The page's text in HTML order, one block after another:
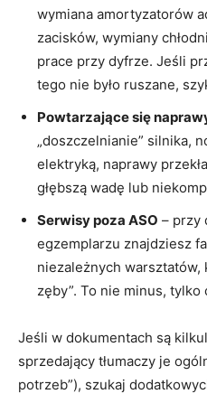
wymiana amortyzatorów
zacisków, wymiany
prace przy dyfrze. Jeśli
tego nie było ruszane,
Powtarzające się
„doszczelnianie” silnika,
elektryką, naprawy
głębszą wadę lub
Serwisy poza ASO – przy
egzemplarzu znajdziesz
niezależnych warsztatów,
zęby”. To nie minus, tylko
Jeśli w dokumentach są
sprzedający tłumaczy je
potrzeb”), szukaj